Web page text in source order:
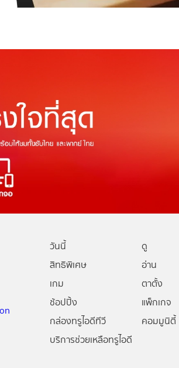
วันนี้
ดู
สิทธิพิเศษ
อ่าน
เกม
ตาตั้ง
ช้อปปิ้ง
แพ็กเกจ
กล่องทรูไอดีทีวี
คอมมูนิตี้
บริการช่วยเหลือทรูไอดี